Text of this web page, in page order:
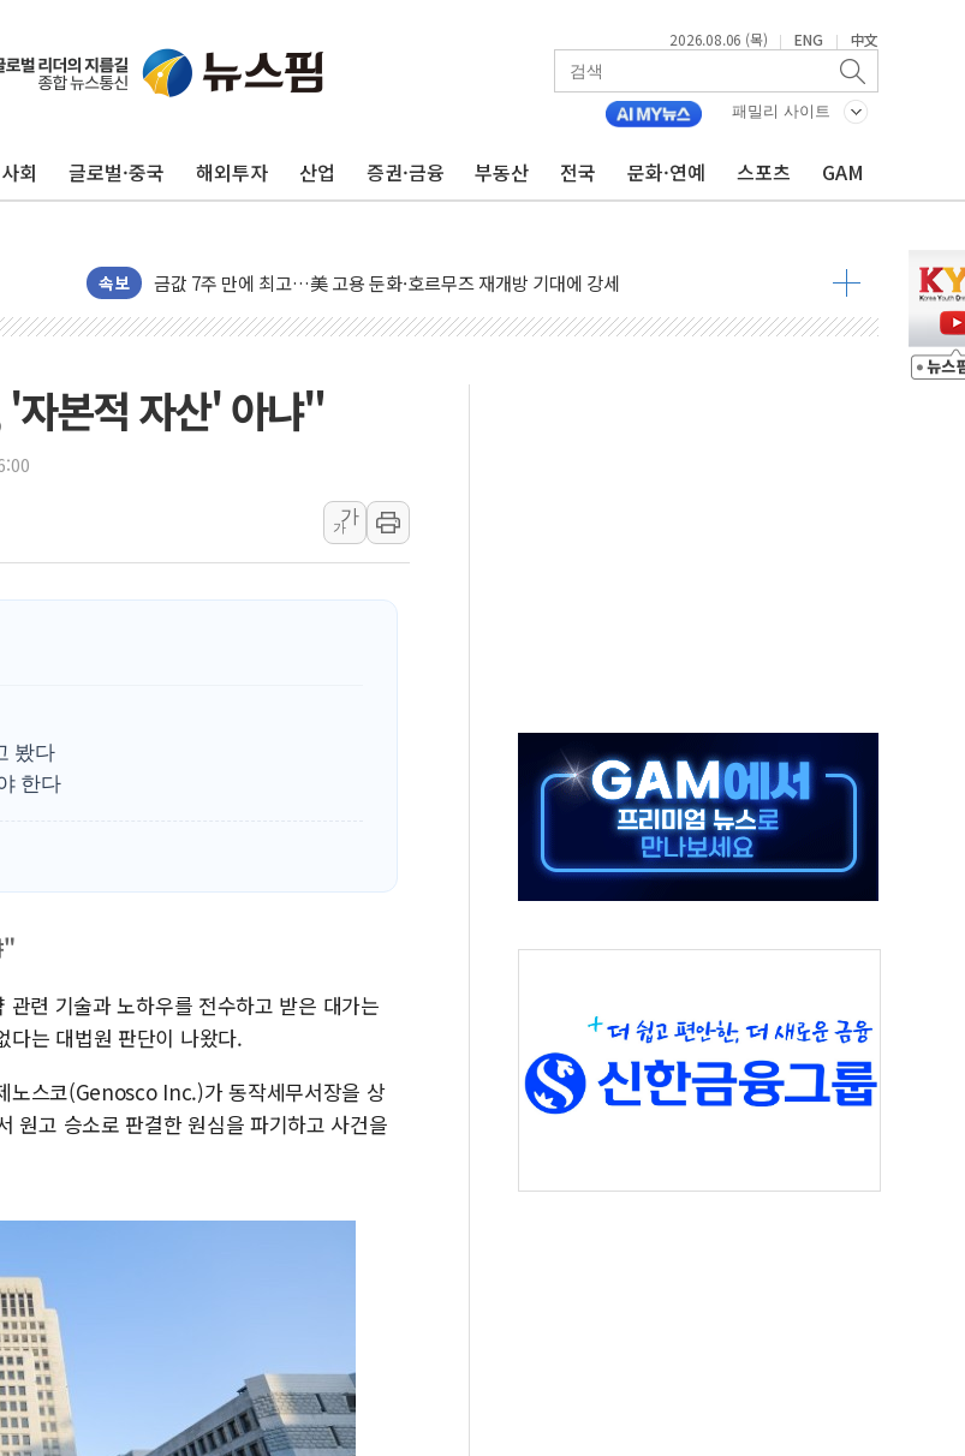
2026.08.06 (목) | ENG | 中文
패밀리 사이트
사회 글로벌·중국 해외투자 산업 증권·금융 부동산 전국 문화·연예 스포츠 GAM
속보
구광모, 내주 실리콘밸리서 젠슨 황 재회…로봇·AI 데이터센터·모빌리티 구체화
뉴욕증시 개장 전 특징주...모더나·아이온큐·도어대시↑ VS 샌디스크·피그마·앱러빈↓
뉴욕증시 프리뷰, 미 주가선물 AI주 차익실현 속 혼조세...웨스턴디지털·샌디스크↓
청와대, 북한 단거리 탄도미사일 발사에 긴급 안보 점검회의
[인도증시] 중동 긴장 완화에 실적 호조까지, 상승...호실적 보고 기업 상승세 뚜렷
러, 1인칭시점 드론으로 우크라 민간인 '사파리' 공격… 시민들 공포감 극대화 전략
'월가의 황제' 다이먼 "금융시장 레버리지 위험수위…숨은 차입이 더 큰 변수"
양주 섬유염색공장서 화재 1명 중상…대응 1단계 진압 중
해군 1함대 창설 80주년…지역과 함께하는 '선봉'의 대민 봉사
[3보] 북, 원산서 동해로 단거리 탄도미사일 1발 발사… 올해 10번째·42일 만 도발
우크라 드론 전술, 중남미 콜롬비아에 새 안보 위기… 반군·마약카르텔이 습득해 전투 활용
동해해경, 독도 해상서 부유물 감긴 어선 구조
강원도 폭염특보 11일째…온열질환·가축 피해 최소화 '총력 대응'
자본적 자산' 아냐"
가
가
봤다
한다
"
련 기술과 노하우를 전수하고 받은 대가는
는 대법원 판단이 나왔다.
노스코(Genosco Inc.)가 동작세무서장을 상
원고 승소로 판결한 원심을 파기하고 사건을